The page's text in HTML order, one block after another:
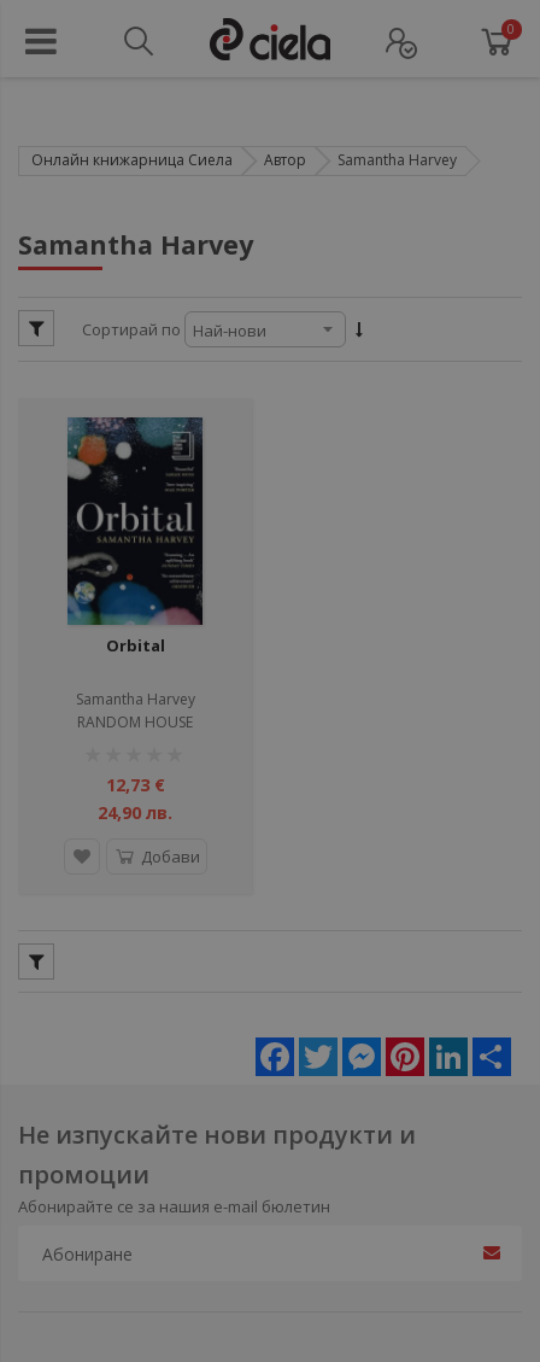
0
Онлайн книжарница Сиела Автор Samantha Harvey
Samantha Harvey
Сортирай по
Orbital
Samantha Harvey
RANDOM HOUSE
12,73 €
24,90 лв.
Добави
Facebook
Twitter MessengerPinterestLinkedIn
Не изпускайте нови продукти и
промоции
Абонирайте се за нашия e-mail бюлетин